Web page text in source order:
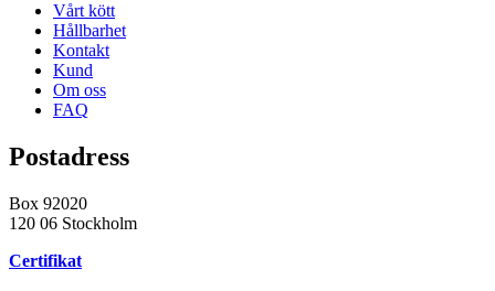
Vårt kött
Hållbarhet
Kontakt
Kund
Om oss
FAQ
Postadress
Box 92020
120 06 Stockholm
Certifikat